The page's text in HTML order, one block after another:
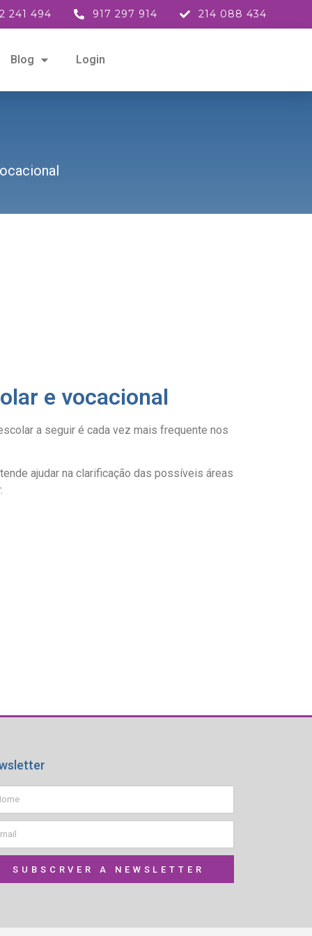
241 494 917 297 914 214 088 434
Blog Login
e vocacional
a seguir é cada vez mais frequente nos
ajudar na clarificação das possíveis áreas
SUBSCRVER A NEWSLETTER